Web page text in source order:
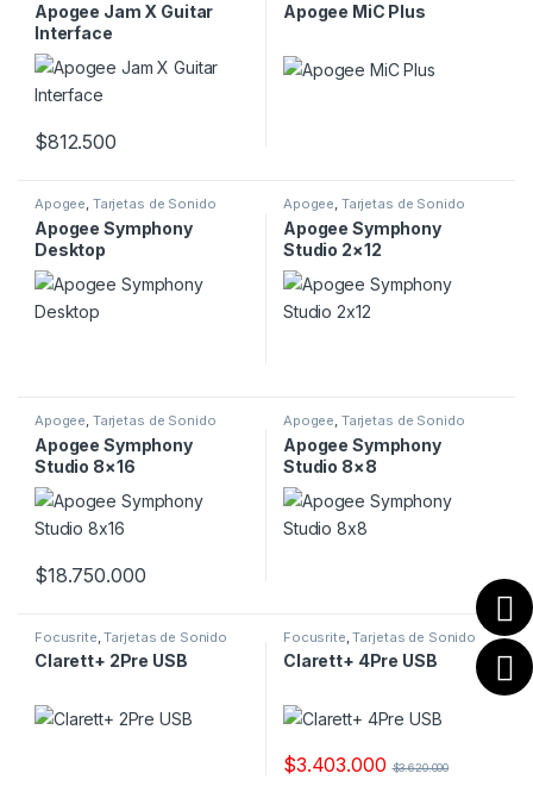
Apogee Jam X Guitar
Interface
$812.500
Apogee MiC Plus
Apogee, Tarjetas de Sonido
Apogee Symphony
Desktop
Apogee, Tarjetas de Sonido
Apogee Symphony
Studio 2×12
Apogee, Tarjetas de Sonido
Apogee Symphony
Studio 8×16
$18.750.000
Apogee, Tarjetas de Sonido
Apogee Symphony
Studio 8×8
Focusrite ,Tarjetas de Sonido
Clarett+ 2Pre USB
Focusrite ,Tarjetas de Sonido
Clarett+ 4Pre USB
$3.403.000 $3.620.000